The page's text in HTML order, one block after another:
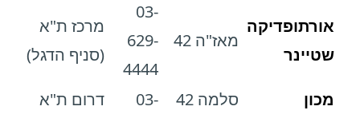
אורתופדיקה
שטיינר
מאז"ה 42
03-
629-
4444
מרכז ת"א
(סניף הדגל)
מכון
סלמה 42
03-
דרום ת"א